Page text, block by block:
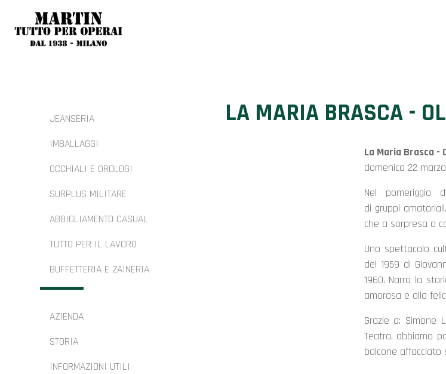
JEANSERIA
IMBALLAGGI
OCCHIALI E OROLOGI
SURPLUS MILITARE
ABBIGLIAMENTO CASUAL
TUTTO PER IL LAVORO
BUFFETTERIA E ZAINERIA
AZIENDA
STORIA
INFORMAZIONI UTILI
LA MARIA BRASCA -
La Maria Brasca -
domenica 22
Nel pomeriggio
di gruppi
che a sorpresa o
Uno spettacolo
del 1959 di
1960. Narra la
amorosa e alla
Grazie a: Simone
Teatro, abbiamo
balcone affacciato